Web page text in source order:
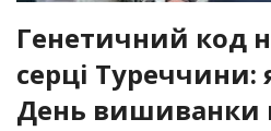
Генетичний код
серці Туреччини:
День вишиванки